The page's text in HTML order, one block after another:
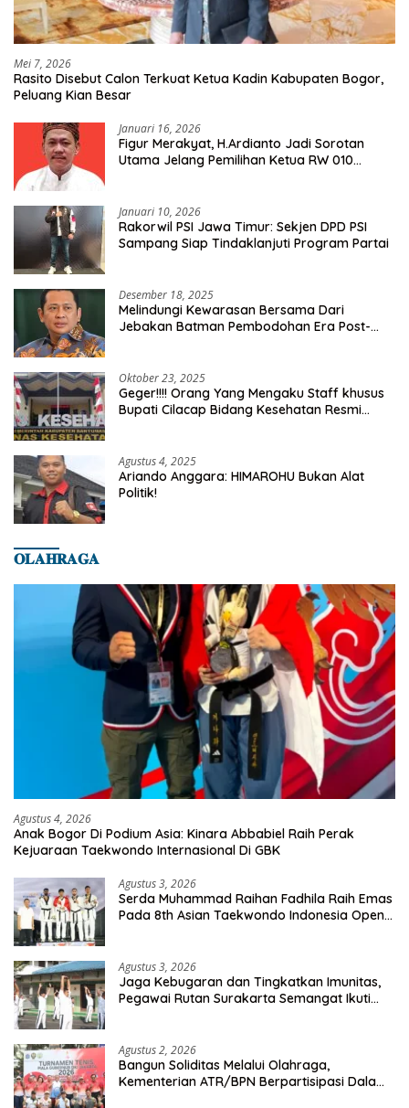
Mei 7, 2026
Rasito Disebut Calon Terkuat Ketua Kadin Kabupaten Bogor,
Peluang Kian Besar
Januari 16, 2026
Figur Merakyat, H.Ardianto Jadi Sorotan
Utama Jelang Pemilihan Ketua RW 010
Januari 10, 2026
Rakorwil PSI Jawa Timur: Sekjen DPD PSI
Sampang Siap Tindaklanjuti Program Partai
Desember 18, 2025
Melindungi Kewarasan Bersama Dari
Jebakan Batman Pembodohan Era Post-
Oktober 23, 2025
Geger!!!! Orang Yang Mengaku Staff khusus
Bupati Cilacap Bidang Kesehatan Resmi
Agustus 4, 2025
Ariando Anggara: HIMAROHU Bukan Alat
Politik!
𝐎𝐋𝐀𝐇𝐑𝐀𝐆𝐀
Agustus 4, 2026
Anak Bogor Di Podium Asia: Kinara Abbabiel Raih Perak
Kejuaraan Taekwondo Internasional Di GBK
Agustus 3, 2026
Serda Muhammad Raihan Fadhila Raih Emas
Pada 8th Asian Taekwondo Indonesia Open
Agustus 3, 2026
Jaga Kebugaran dan Tingkatkan Imunitas,
Pegawai Rutan Surakarta Semangat Ikuti
Agustus 2, 2026
Bangun Soliditas Melalui Olahraga,
Kementerian ATR/BPN Berpartisipasi Dalam